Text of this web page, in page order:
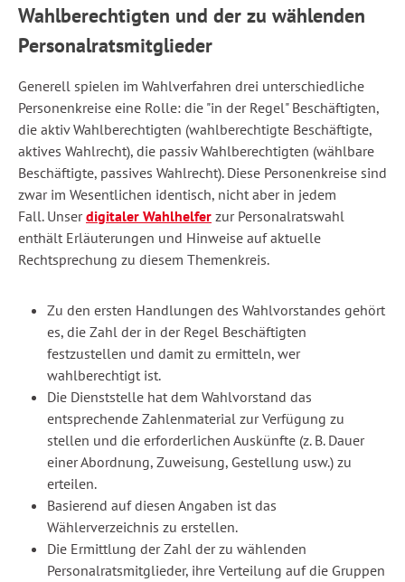
Wahlberechtigten und der zu wählenden
Personalratsmitglieder
Generell spielen im Wahlverfahren drei unterschiedliche
Personenkreise eine Rolle: die "in der Regel" Beschäftigten,
die aktiv Wahlberechtigten (wahlberechtigte Beschäftigte,
aktives Wahlrecht), die passiv Wahlberechtigten (wählbare
Beschäftigte, passives Wahlrecht). Diese Personenkreise sind
zwar im Wesentlichen identisch, nicht aber in jedem
Fall. Unserdigitaler Wahlhelfer zur Personalratswahl
enthält Erläuterungen und Hinweise auf aktuelle
Rechtsprechung zu diesem Themenkreis.
Zu den ersten Handlungen des Wahlvorstandes gehört
es, die Zahl der in der Regel Beschäftigten
festzustellen und damit zu ermitteln, wer
wahlberechtigt ist.
Die Dienststelle hat dem Wahlvorstand das
entsprechende Zahlenmaterial zur Verfügung zu
stellen und die erforderlichen Auskünfte (z. B. Dauer
einer Abordnung, Zuweisung, Gestellung usw.) zu
erteilen.
Basierend auf diesen Angaben ist das
Wählerverzeichnis zu erstellen.
Die Ermittlung der Zahl der zu wählenden
Personalratsmitglieder, ihre Verteilung auf die Gruppen